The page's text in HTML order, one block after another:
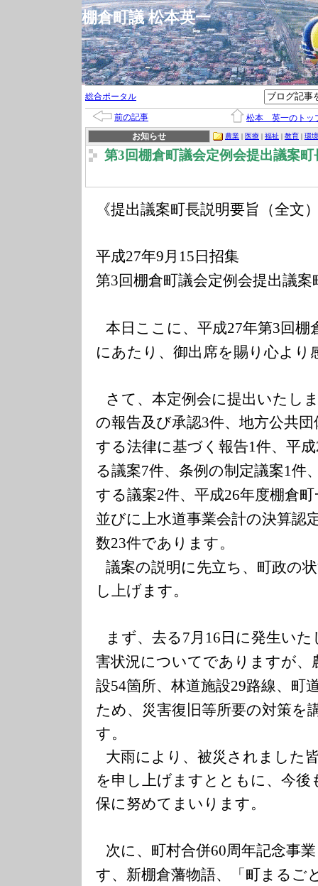
棚倉町議 松本英一
総合ポータル
前の記事
松本 英一のトッ
お知らせ
農業 | 医療 | 福祉 | 教育 | 環境
第3回棚倉町議会定例会提出議案町
《提出議案町長説明要旨（全文
平成27年9 月 15日招集
第3回棚倉町議会定例会提出議
本日ここに、平成27年第3回棚
にあたり、御出席を賜り心より
さて、本定例会に提出いたし
の報告及び承認3件、地方公共
する法律に基づく報告1件、平成
る議案7件、条例の制定議案1件
する議案2件、平成26年度棚倉
並びに上水道事業会計の決算認
数23件であります。
議案の説明に先立ち、町政の
し上げます。
まず、去る7 月 16日に発生い
害状況についてでありますが、
設54箇所、林道施設29路線、町
ため、災害復旧等所要の対策を
す。
大雨により、被災されました
を申し上げますとともに、今後
保に努めてまいります。
次に、町村合併60周年記念事
す、新棚倉藩物語、「町まるご